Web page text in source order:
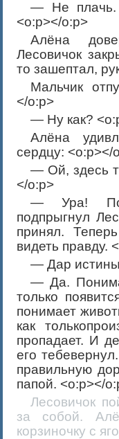
— Не плачь.
<o:p></o:p>
Алёна
Лесовичок
то зашептал,
Мальчик
</o:p>
— Ну как?
Алёна
сердцу: <o:p></
— Ой, здесь
</o:p>
— Ура!
подпрыгнул
принял.
видеть правду.
— Дар
— Да.
только
понимает
как
пропадает. И
его
правильную
папой. <o:p></
Лесовичок
за собой.
корзиночку с